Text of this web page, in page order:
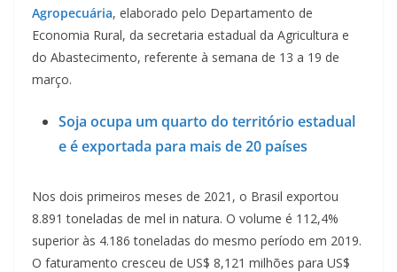
Agropecuária, elaborado pelo Departamento de
Economia Rural, da secretaria estadual da Agricultura e
do Abastecimento, referente à semana de 13 a 19 de
março.
Soja ocupa um quarto do território estadual
e é exportada para mais de 20 países
Nos dois primeiros meses de 2021, o Brasil exportou
8.891 toneladas de mel in natura. O volume é 112,4%
superior às 4.186 toneladas do mesmo período em 2019.
O faturamento cresceu de US$ 8,121 milhões para US$